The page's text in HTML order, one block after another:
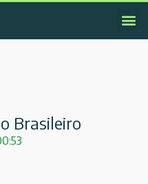
Brasileiro